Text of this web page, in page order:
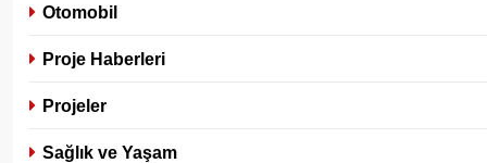
Otomobil
Proje Haberleri
Projeler
Sağlık ve Yaşam